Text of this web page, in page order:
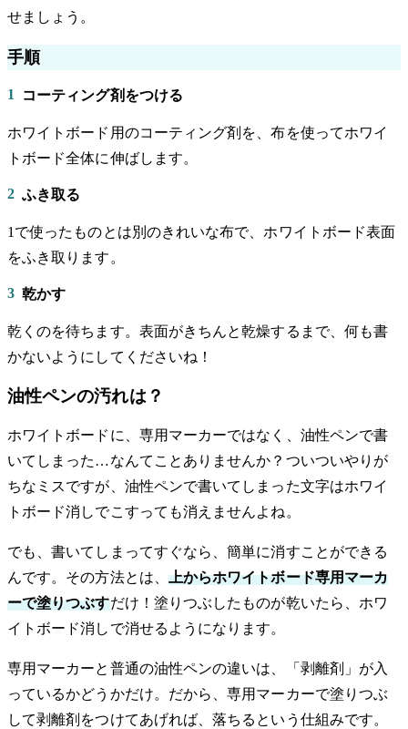
せましょう。
手順
1 コーティング剤をつける
ホワイトボード用のコーティング剤を、布を使ってホワイ
トボード全体に伸ばします。
2 ふき取る
1で使ったものとは別のきれいな布で、ホワイトボード表面
をふき取ります。
3 乾かす
乾くのを待ちます。表面がきちんと乾燥するまで、何も書
かないようにしてくださいね！
油性ペンの汚れは？
ホワイトボードに、専用マーカーではなく、油性ペンで書
いてしまった…なんてことありませんか？ついついやりが
ちなミスですが、油性ペンで書いてしまった文字はホワイ
トボード消しでこすっても消えませんよね。
でも、書いてしまってすぐなら、簡単に消すことができる
んです。その方法とは、 上からホワイトボード専用マーカ
ーで塗りつぶすだけ！塗りつぶしたものが乾いたら、ホワ
イトボード消しで消せるようになります。
専用マーカーと普通の油性ペンの違いは、「剥離剤」が入
っているかどうかだけ。だから、専用マーカーで塗りつぶ
して剥離剤をつけてあげれば、落ちるという仕組みです。